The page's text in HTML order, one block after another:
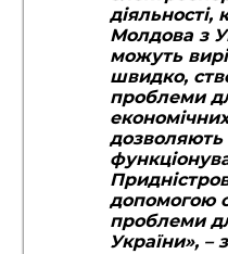
діяльності,
Молдова з
можуть
швидко,
проблеми
допомогою
проблеми
України», –